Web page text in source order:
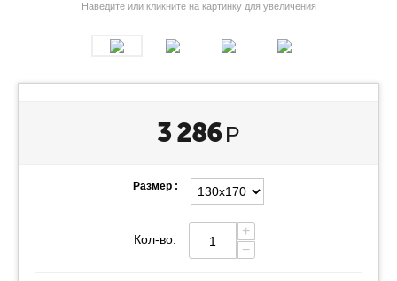
Наведите или кликните на картинку для увеличения
3 286 Р
Размер :
Кол-во:
+
−